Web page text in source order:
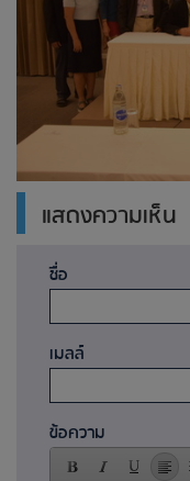
แสดงความเห็น
ชื่อ
เมลล์
ข้อความ